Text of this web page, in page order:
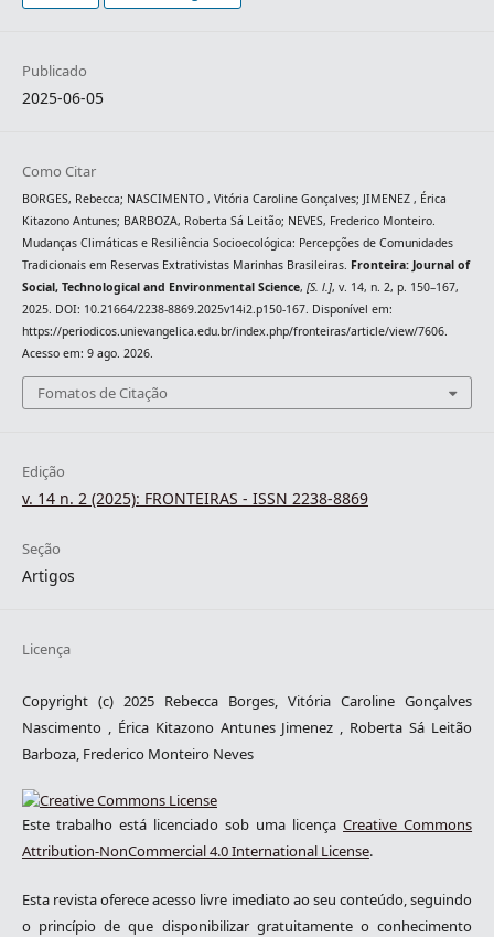
Publicado
2025-06-05
Como Citar
BORGES, Rebecca; NASCIMENTO , Vitória Caroline Gonçalves; JIMENEZ , Érica
Kitazono Antunes; BARBOZA, Roberta Sá Leitão; NEVES, Frederico Monteiro.
Mudanças Climáticas e Resiliência Socioecológica: Percepções de Comunidades
Tradicionais em Reservas Extrativistas Marinhas Brasileiras. Fronteira: Journal of
Social, Technological and Environmental Science, [S. l.], v. 14, n. 2, p. 150–167,
2025. DOI: 10.21664/2238-8869.2025v14i2.p150-167. Disponível em:
https://periodicos.unievangelica.edu.br/index.php/fronteiras/article/view/7606.
Acesso em: 9 ago. 2026.
Fomatos de Citação
Edição
v. 14 n. 2 (2025): FRONTEIRAS - ISSN 2238-8869
Seção
Artigos
Licença
Copyright (c) 2025 Rebecca Borges, Vitória Caroline Gonçalves
Nascimento , Érica Kitazono Antunes Jimenez , Roberta Sá Leitão
Barboza, Frederico Monteiro Neves
Este trabalho está licenciado sob uma licençaCreative Commons
Attribution-NonCommercial 4.0 International License.
Esta revista oferece acesso livre imediato ao seu conteúdo, seguindo
o princípio de que disponibilizar gratuitamente o conhecimento